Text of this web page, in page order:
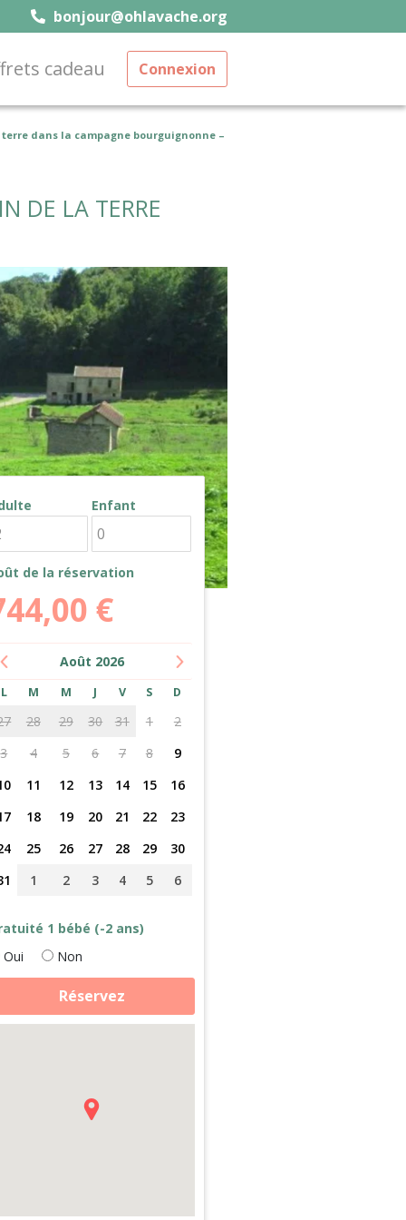
bonjour@ohlavache.org
cadeau Connexion
dans la campagne bourguignonne –
DE LA TERRE
Enfant
de la réservation
€
Août 2026
L M M J V S D
28 29 30 31 1
2
3
4 5 6 7 8
9
11 12 13 14 15
16
18 19 20 21 22
23
25 26 27 28 29
30
1 2 3 4 5 6
1 bébé (-2 ans)
Oui
Non
Réservez